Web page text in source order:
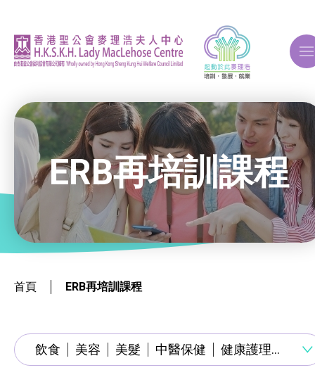
關於我們
ERB再培訓課程
就業掛鈎課程
技能提升課程
ERB再培訓課程
首頁 ERB再培訓課程
飲食 美容 美髮 中醫保健 健康護理 服